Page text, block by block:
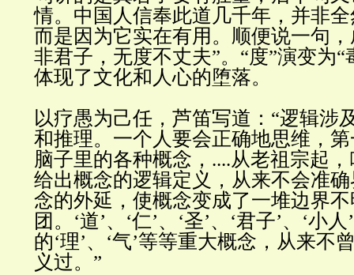
情。中国人信奉此道几千年，并非
而是因为它实在有用。顺便说一句
非君子，无度不丈夫”。 “度”演变为“
体现了文化和人心的堕落。
以疗愚为己任，芦笛写道： “逻辑涉
和推理。一个人要会正确地思维，
脑子里的各种概念， ....从老祖宗起
给出概念的逻辑定义，从来不会准
念的外延，使概念变成了一堆边界
团。 ‘道’、 ‘仁’、 ‘圣’、 ‘君子’、 ‘小人 ’
的‘理’、 ‘气’等等重大概念，从来不
义过。 ”